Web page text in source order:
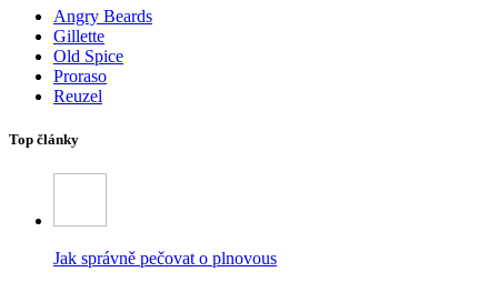
Angry Beards
Gillette
Old Spice
Proraso
Reuzel
Top články
Jak správně pečovat o plnovous